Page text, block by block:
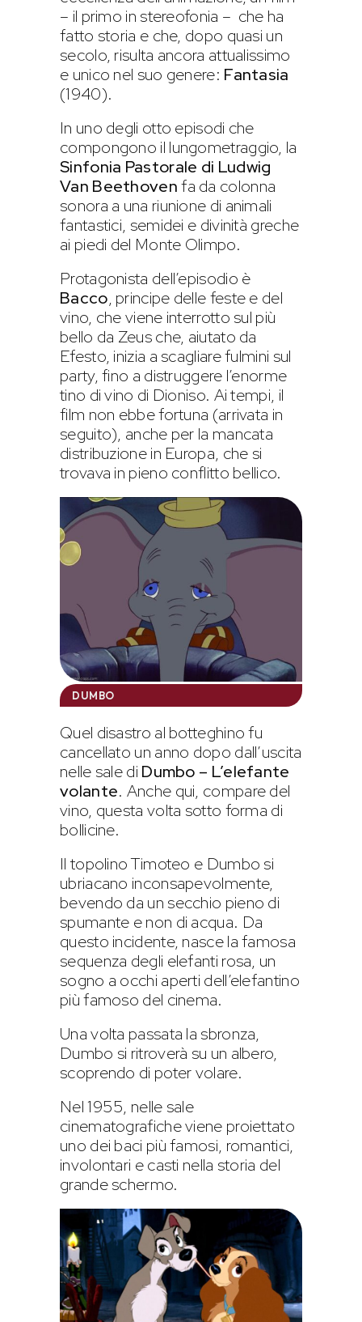
– il primo in stereofonia – che ha
fatto storia e che, dopo quasi un
secolo, risulta ancora attualissimo
e unico nel suo genere: Fantasia
(1940).
In uno degli otto episodi che
compongono il lungometraggio, la
Sinfonia Pastorale di Ludwig
Van Beethovenfa da colonna
sonora a una riunione di animali
fantastici, semidei e divinità greche
ai piedi del Monte Olimpo.
Protagonista dell’episodio è
Bacco, principe delle feste e del
vino, che viene interrotto sul più
bello da Zeus che, aiutato da
Efesto, inizia a scagliare fulmini sul
party, fino a distruggere l’enorme
tino di vino di Dioniso. Ai tempi, il
film non ebbe fortuna (arrivata in
seguito), anche per la mancata
distribuzione in Europa, che si
trovava in pieno conflitto bellico.
DUMBO
Quel disastro al botteghino fu
cancellato un anno dopo dall’uscita
nelle sale di Dumbo – L’elefante
volante. Anche qui, compare del
vino, questa volta sotto forma di
bollicine.
Il topolino Timoteo e Dumbo si
ubriacano inconsapevolmente,
bevendo da un secchio pieno di
spumante e non di acqua. Da
questo incidente, nasce la famosa
sequenza degli elefanti rosa, un
sogno a occhi aperti dell’elefantino
più famoso del cinema.
Una volta passata la sbronza,
Dumbo si ritroverà su un albero,
scoprendo di poter volare.
Nel 1955, nelle sale
cinematografiche viene proiettato
uno dei baci più famosi, romantici,
involontari e casti nella storia del
grande schermo.